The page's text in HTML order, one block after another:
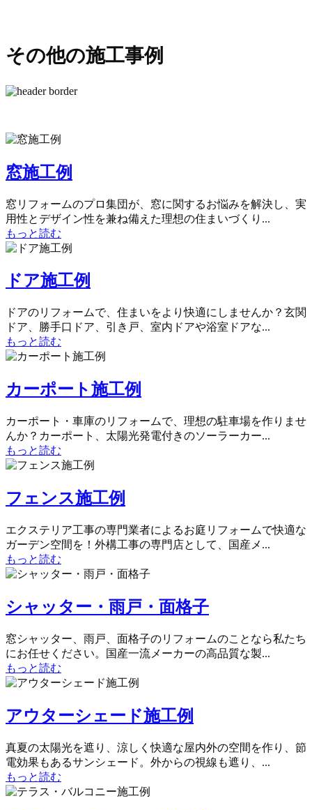
その他の施工事例
窓施工例
窓リフォームのプロ集団が、窓に関するお悩みを解決し、実
用性とデザイン性を兼ね備えた理想の住まいづくり...
もっと読む
ドア施工例
ドアのリフォームで、住まいをより快適にしませんか？玄関
ドア、勝手口ドア、引き戸、室内ドアや浴室ドアな...
もっと読む
カーポート施工例
カーポート・車庫のリフォームで、理想の駐車場を作りませ
んか？カーポート、太陽光発電付きのソーラーカー...
もっと読む
フェンス施工例
エクステリア工事の専門業者によるお庭リフォームで快適な
ガーデン空間を！外構工事の専門店として、国産メ...
もっと読む
シャッター・雨戸・面格子
窓シャッター、雨戸、面格子のリフォームのことなら私たち
にお任せください。国産一流メーカーの高品質な製...
もっと読む
アウターシェード施工例
真夏の太陽光を遮り、涼しく快適な屋内外の空間を作り、節
電効果もあるサンシェード。外からの視線も遮り、...
もっと読む